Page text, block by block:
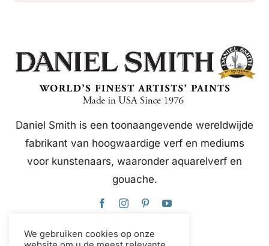
Daniel Smith is een toonaangevende wereldwijde
fabrikant van hoogwaardige verf en mediums
voor kunstenaars, waaronder aquarelverf en
gouache.
We gebruiken cookies op onze